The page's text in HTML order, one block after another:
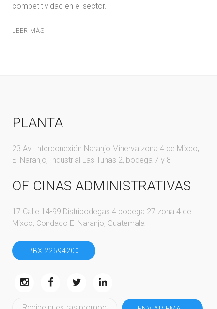
competitividad en el sector.
LEER MÁS
PLANTA
23 Av. Interconexión Naranjo Minerva zona 4 de Mixco,
El Naranjo, Industrial Las Tunas 2, bodega 7 y 8
OFICINAS ADMINISTRATIVAS
17 Calle 14-99 Distribodegas 4 bodega 27 zona 4 de
Mixco, Condado El Naranjo, Guatemala
PBX 22594200